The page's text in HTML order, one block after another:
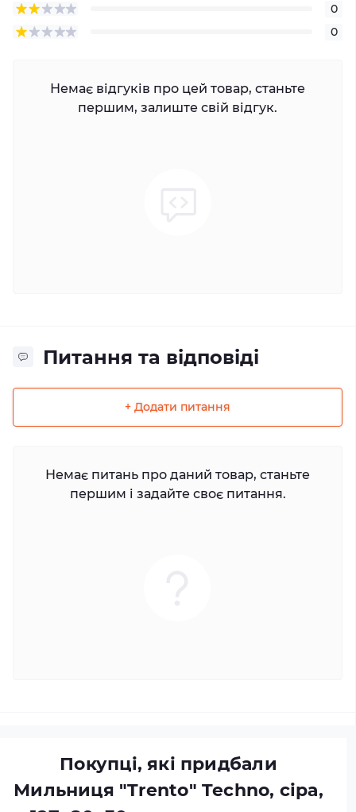
0
0
Немає відгуків про цей товар, станьте
першим, залиште свій відгук.
Питання та відповіді
+ Додати питання
Немає питань про даний товар, станьте
першим і задайте своє питання.
Покупці, які придбали
Мильниця "Trento" Techno, сіра,